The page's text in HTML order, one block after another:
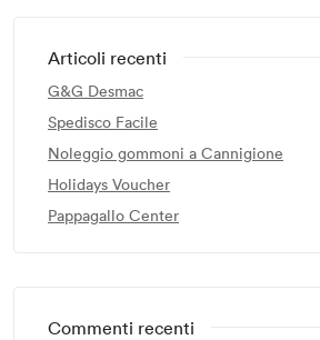
Articoli recenti
G&G Desmac
Spedisco Facile
Noleggio gommoni a Cannigione
Holidays Voucher
Pappagallo Center
Commenti recenti